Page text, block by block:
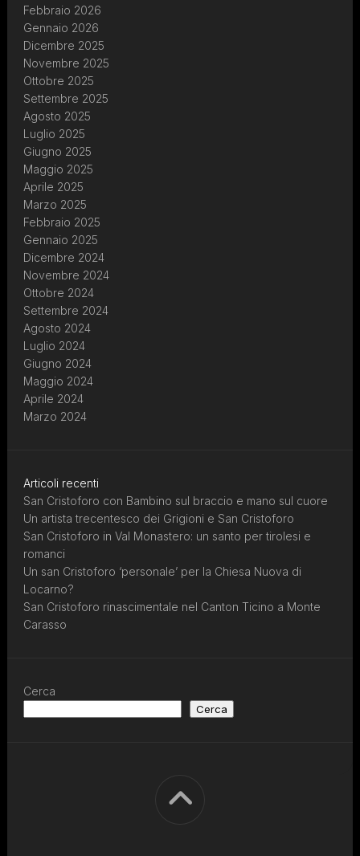
Febbraio 2026
Gennaio 2026
Dicembre 2025
Novembre 2025
Ottobre 2025
Settembre 2025
Agosto 2025
Luglio 2025
Giugno 2025
Maggio 2025
Aprile 2025
Marzo 2025
Febbraio 2025
Gennaio 2025
Dicembre 2024
Novembre 2024
Ottobre 2024
Settembre 2024
Agosto 2024
Luglio 2024
Giugno 2024
Maggio 2024
Aprile 2024
Marzo 2024
Articoli recenti
San Cristoforo con Bambino sul braccio e mano sul cuore
Un artista trecentesco dei Grigioni e San Cristoforo
San Cristoforo in Val Monastero: un santo per tirolesi e
romanci
Un san Cristoforo ‘personale’ per la Chiesa Nuova di
Locarno?
San Cristoforo rinascimentale nel Canton Ticino a Monte
Carasso
Cerca
Cerca